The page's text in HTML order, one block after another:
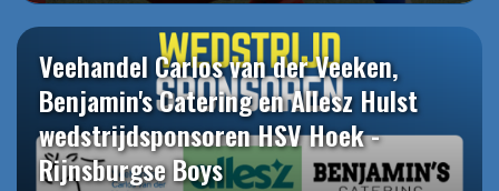
Veehandel Carlos van der Veeken,
Benjamin's Catering en Allesz Hulst
wedstrijdsponsoren HSV Hoek -
Rijnsburgse Boys